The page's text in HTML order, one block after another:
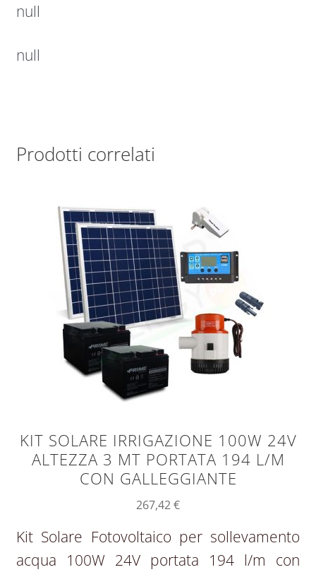
null
null
Prodotti correlati
KIT SOLARE IRRIGAZIONE 100W 24V
ALTEZZA 3 MT PORTATA 194 L/M
CON GALLEGGIANTE
267,42€
Kit Solare Fotovoltaico per sollevamento
acqua 100W 24V portata 194 l/m con